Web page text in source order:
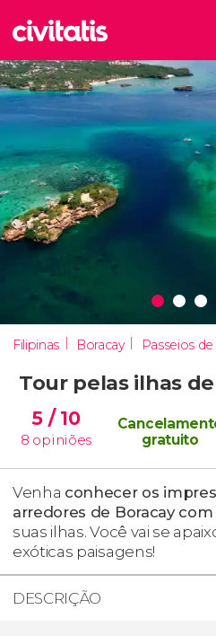
Filipinas Boracay Passeios
Tour pelas ilhas
5 / 10
8 opiniões
gratuito
Venha conhecer os
arredores de Boracay
suas ilhas. Você vai se
exóticas paisagens!
DESCRIÇÃO